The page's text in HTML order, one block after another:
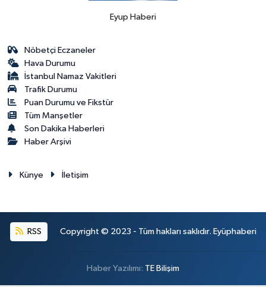
Eyup Haberi
Nöbetçi Eczaneler
Hava Durumu
İstanbul Namaz Vakitleri
Trafik Durumu
Puan Durumu ve Fikstür
Tüm Manşetler
Son Dakika Haberleri
Haber Arşivi
Künye İletişim
RSS Copyright © 2023 - Tüm hakları saklıdır. Eyüphaberi
Haber Yazılımı: TE Bilişim